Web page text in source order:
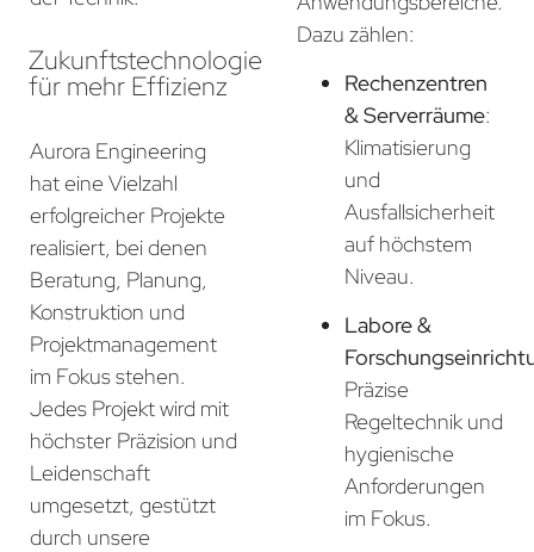
Zukunftstechnologie
für mehr Effizienz
Aurora Engineering
hat eine Vielzahl
erfolgreicher Projekte
realisiert, bei denen
Beratung, Planung,
Konstruktion und
Projektmanagement
im Fokus stehen.
Jedes Projekt wird mit
höchster Präzision und
Leidenschaft
umgesetzt, gestützt
durch unsere
Dazu zählen:
Rechenzentren
& Serverräume:
Klimatisierung
und
Ausfallsicherheit
auf höchstem
Niveau.
Labore &
Präzise
Regeltechnik und
hygienische
Anforderungen
im Fokus.